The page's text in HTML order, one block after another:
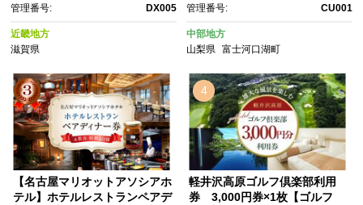
管理番号:
DX005
近畿地方
滋賀県
管理番号:
CU001
中部地方
山梨県 富士河口湖町
【名古屋マリオットアソシアホ
テル】ホテルレストランペアデ
4
軽井沢高原ゴルフ倶楽部利用
券 3,000円券×1枚【ゴルフ